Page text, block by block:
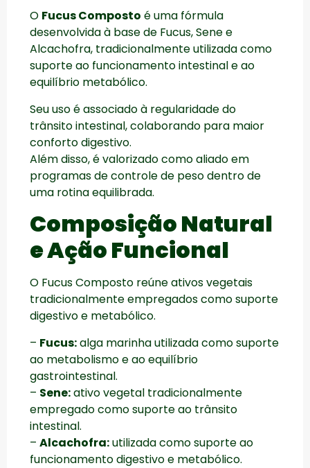
O Fucus Composto é uma fórmula
desenvolvida à base de Fucus, Sene e
Alcachofra, tradicionalmente utilizada como
suporte ao funcionamento intestinal e ao
equilíbrio metabólico.
Seu uso é associado à regularidade do
trânsito intestinal, colaborando para maior
conforto digestivo.
Além disso, é valorizado como aliado em
programas de controle de peso dentro de
uma rotina equilibrada.
Composição Natural
e Ação Funcional
O Fucus Composto reúne ativos vegetais
tradicionalmente empregados como suporte
digestivo e metabólico.
– Fucus:alga marinha utilizada como suporte
ao metabolismo e ao equilíbrio
gastrointestinal.
– Sene:ativo vegetal tradicionalmente
empregado como suporte ao trânsito
intestinal.
– Alcachofra:utilizada como suporte ao
funcionamento digestivo e metabólico.